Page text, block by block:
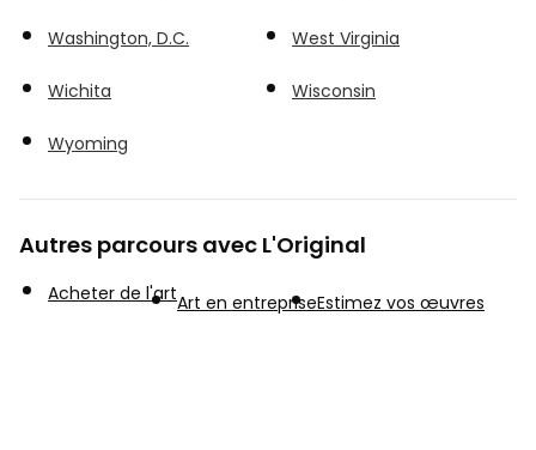
Washington, D.C. West Virginia
Wichita Wisconsin
Wyoming
Autres parcours avec L'Original
Acheter de l'artArt en entrepriseEstimez vos œuvres